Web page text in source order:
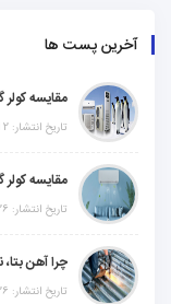
آخرین پست ها
تاریخ انتشار: 2 اسفند 1404
تاریخ انتشار: 26 بهمن 1404
تاریخ انتشار: 26 بهمن 1404